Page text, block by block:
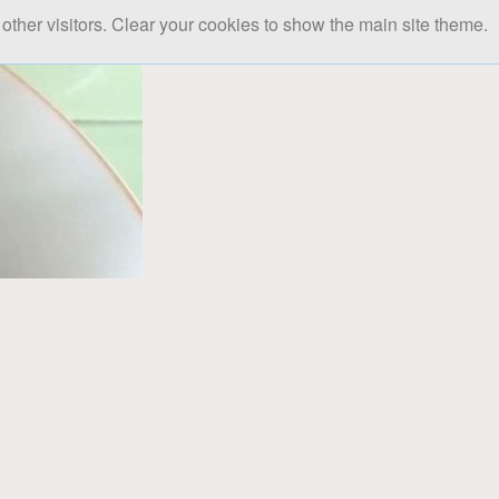
visitors. Clear your cookies to show the main site theme.